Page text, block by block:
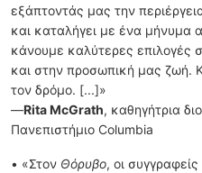
εξάπτοντάς μας την
και καταλήγει με ένα μήνυμα
κάνουμε καλύτερες επιλογές
και στην προσωπική μας ζωή.
τον δρόμο. [...]»
—Rita McGrath, καθηγήτρια
Πανεπιστήμιο Columbia
• «Στον Θόρυβο, οι